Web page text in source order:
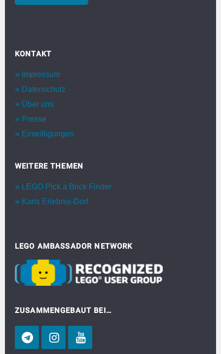
KONTAKT
Impressum
Datenschutz
Über uns
Presse
Einwilligungen
WEITERE THEMEN
LEGO Pick a Brick Finder
Karls Erlebnis-Dorf
LEGO AMBASSADOR NETWORK
ZUSAMMENGEBAUT BEI…